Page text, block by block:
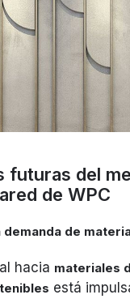
futuras del
de WPC
demanda de
hacia materiales
está